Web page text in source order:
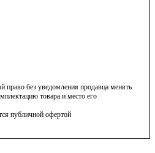
право без уведомления продавца менять
товара и место его
публичной офертой